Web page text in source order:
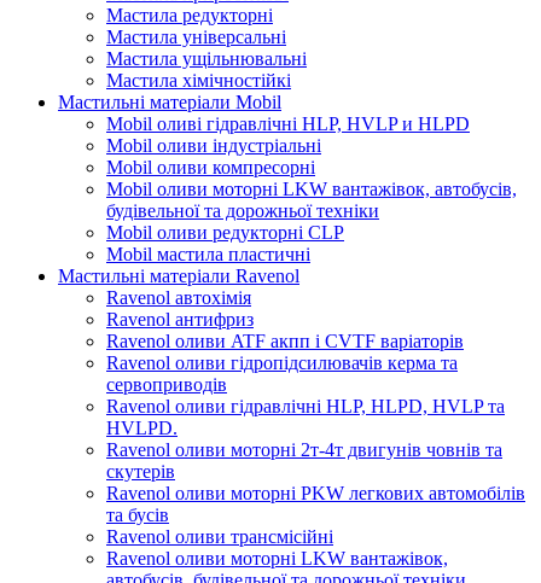
Мастила редукторні
Мастила універсальні
Мастила ущільнювальні
Мастила хімічностійкі
Мастильні матеріали Mobil
Mobil оливі гідравлічні HLP, HVLP и HLPD
Mobil оливи індустріальні
Mobil оливи компресорні
Mobil оливи моторні LKW вантажівок, автобусів,
будівельної та дорожньої техніки
Mobil оливи редукторні CLP
Mobil мастила пластичні
Мастильні матеріали Ravenol
Ravenol автохімія
Ravenol антифриз
Ravenol оливи ATF акпп і CVTF варіаторів
Ravenol оливи гідропідсилювачів керма та
сервоприводів
Ravenol оливи гідравлічні HLP, HLPD, HVLP та
HVLPD.
Ravenol оливи моторні 2т-4т двигунів човнів та
скутерів
Ravenol оливи моторні PKW легкових автомобілів
та бусів
Ravenol оливи трансмісійні
Ravenol оливи моторні LKW вантажівок,